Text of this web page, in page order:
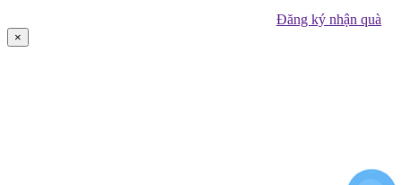
Đăng ký nhận quà
×